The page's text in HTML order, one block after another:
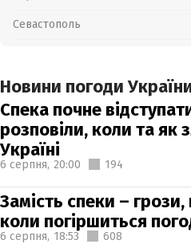
Севастополь
Новини погоди
Спека почне
розповіли, коли та як
Україні
6 серпня, 20:00 194
Замість спеки – грози,
коли погіршиться
6 серпня, 18:53 608